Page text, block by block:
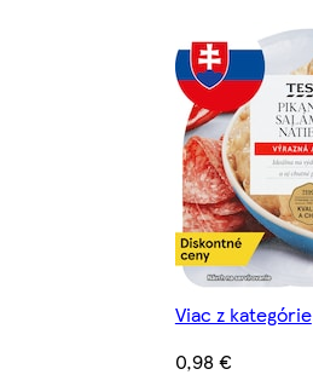
Viac z kategórie
0,98 €